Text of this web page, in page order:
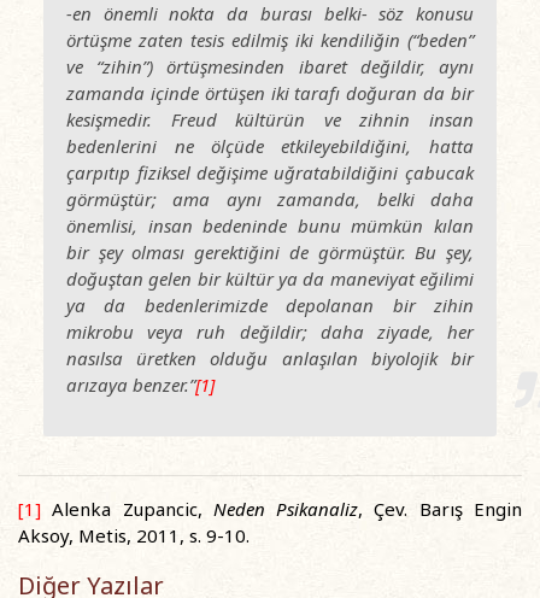
-en önemli nokta da burası belki- söz konusu
örtüşme zaten tesis edilmiş iki kendiliğin (“beden”
ve “zihin”) örtüşmesinden ibaret değildir, aynı
zamanda içinde örtüşen iki tarafı doğuran da bir
kesişmedir. Freud kültürün ve zihnin insan
bedenlerini ne ölçüde etkileyebildiğini, hatta
çarpıtıp fiziksel değişime uğratabildiğini çabucak
görmüştür; ama aynı zamanda, belki daha
önemlisi, insan bedeninde bunu mümkün kılan
bir şey olması gerektiğini de görmüştür. Bu şey,
doğuştan gelen bir kültür ya da maneviyat eğilimi
ya da bedenlerimizde depolanan bir zihin
mikrobu veya ruh değildir; daha ziyade, her
nasılsa üretken olduğu anlaşılan biyolojik bir
arızaya benzer.”[1]
[1] Alenka Zupancic, Neden Psikanaliz, Çev. Barış Engin
Aksoy, Metis, 2011, s. 9-10.
Diğer Yazılar